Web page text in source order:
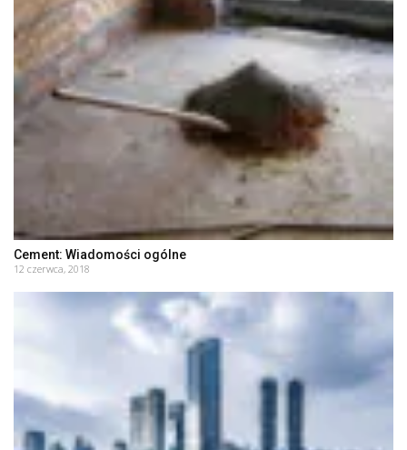
Cement: Wiadomości ogólne
12 czerwca, 2018